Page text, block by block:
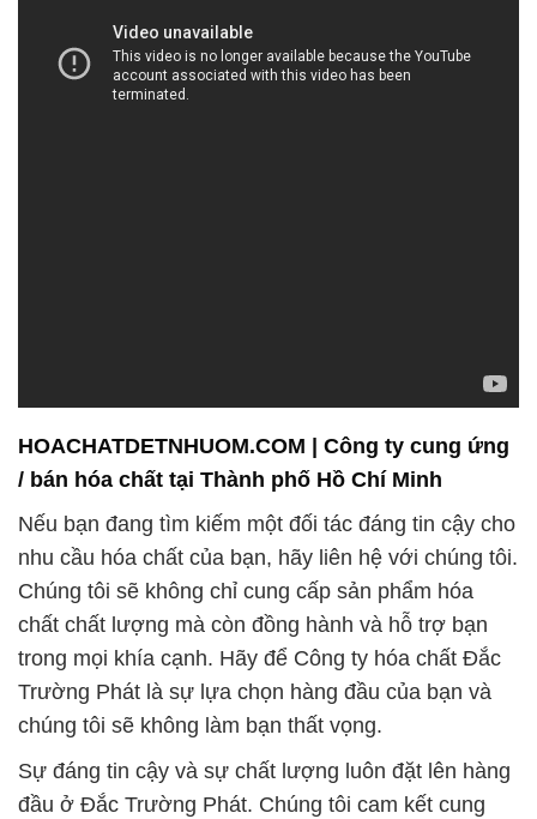
HOACHATDETNHUOM.COM | Công ty cung ứng
/ bán hóa chất tại Thành phố Hồ Chí Minh
Nếu bạn đang tìm kiếm một đối tác đáng tin cậy cho
nhu cầu hóa chất của bạn, hãy liên hệ với chúng tôi.
Chúng tôi sẽ không chỉ cung cấp sản phẩm hóa
chất chất lượng mà còn đồng hành và hỗ trợ bạn
trong mọi khía cạnh. Hãy để Công ty hóa chất Đắc
Trường Phát là sự lựa chọn hàng đầu của bạn và
chúng tôi sẽ không làm bạn thất vọng.
Sự đáng tin cậy và sự chất lượng luôn đặt lên hàng
đầu ở Đắc Trường Phát. Chúng tôi cam kết cung